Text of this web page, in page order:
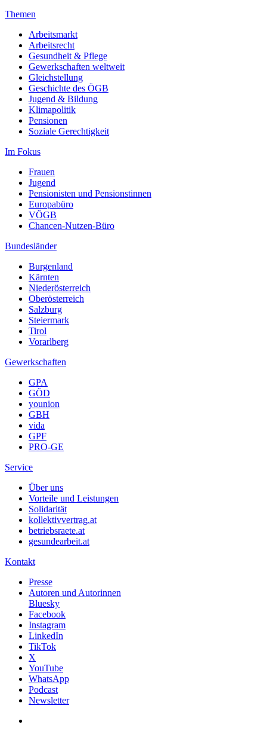
Themen
Arbeitsmarkt
Arbeitsrecht
Gesundheit & Pflege
Gewerkschaften weltweit
Gleichstellung
Geschichte des ÖGB
Jugend & Bildung
Klimapolitik
Pensionen
Soziale Gerechtigkeit
Im Fokus
Frauen
Jugend
Pensionisten und Pensionstinnen
Europabüro
VÖGB
Chancen-Nutzen-Büro
Bundesländer
Burgenland
Kärnten
Niederösterreich
Oberösterreich
Salzburg
Steiermark
Tirol
Vorarlberg
Gewerkschaften
GPA
GÖD
younion
GBH
vida
GPF
PRO-GE
Service
Über uns
Vorteile und Leistungen
Solidarität
kollektivvertrag.at
betriebsraete.at
gesundearbeit.at
Kontakt
Presse
Autoren und Autorinnen
Bluesky
Facebook
Instagram
LinkedIn
TikTok
X
YouTube
WhatsApp
Podcast
Newsletter